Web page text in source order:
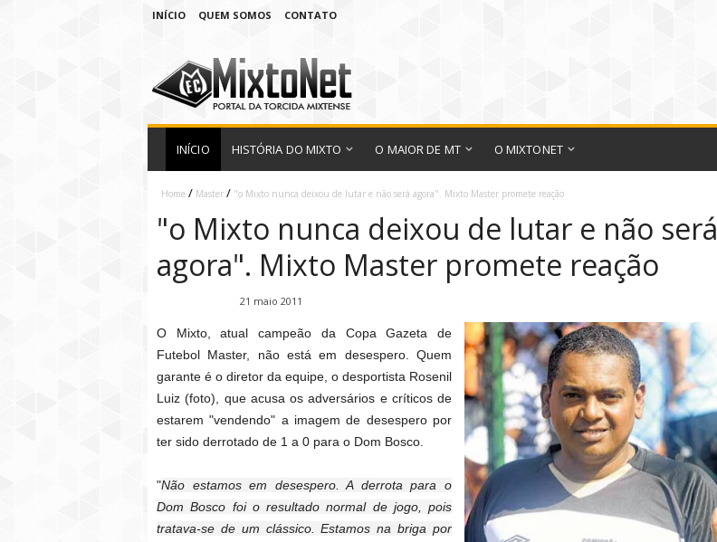
INÍCIO QUEM SOMOS CONTATO
INÍCIO HISTÓRIA DO MIXTO O MAIOR DE MT O MIXTONET
Home / Master / "o Mixto nunca deixou de lutar e não será agora". Mixto Master promete reação
"o Mixto nunca deixou de lutar e não será
agora". Mixto Master promete reação
21 maio 2011
O Mixto, atual campeão da Copa Gazeta de
Futebol Master, não está em desespero. Quem
garante é o diretor da equipe, o desportista Rosenil
Luiz (foto), que acusa os adversários e críticos de
estarem "vendendo" a imagem de desespero por
ter sido derrotado de 1 a 0 para o Dom Bosco.
"Não estamos em desespero. A derrota para o
Dom Bosco foi o resultado normal de jogo, pois
tratava-se de um clássico. Estamos na briga por